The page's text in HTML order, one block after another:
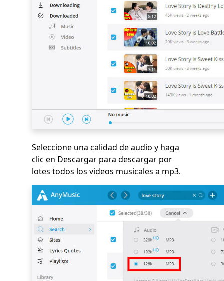
Seleccione una calidad de audio y haga
clic en Descargar para descargar por
lotes todos los videos musicales a mp3.